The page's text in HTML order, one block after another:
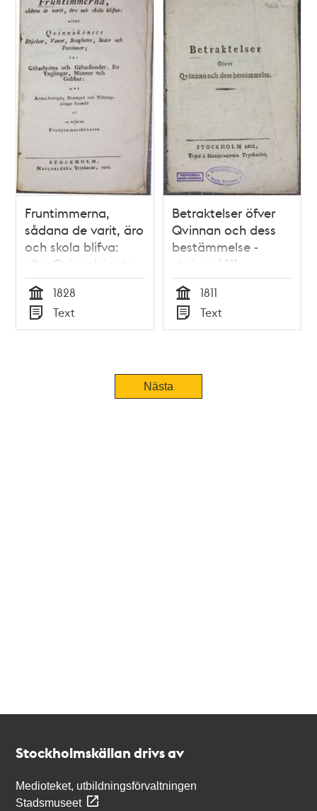
Fruntimmerna,
sådana de varit, äro
och skola blifva:
eller Qvinnokönets
Böjelser, Vanor,
Seder och
Passioner; för
Giftaslystna och
Tid
1828
Typ
Text
Betraktelser öfver
Qvinnan och dess
bestämmelse -
utgiven 1811
Tid
1811
Typ
Text
TidigareNästa
Stockholmskällan drivs av
Medioteket, utbildningsförvaltningen
Stadsmuseet